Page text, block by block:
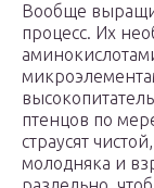
Вообще
процесс. Их
птенцов по
страусят
молодняка и